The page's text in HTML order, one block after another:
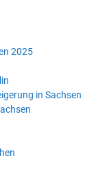
2025
in Sachsen